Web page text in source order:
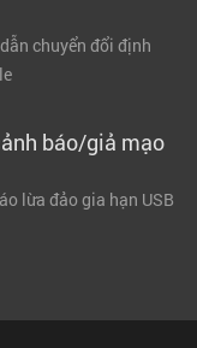
chuyển đổi định
báo/giả mạo
lừa đảo gia hạn USB